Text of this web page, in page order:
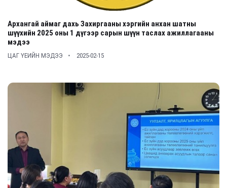
Архангай аймаг дахь Захиргааны хэргийн анхан шатны
шүүхийн 2025 оны 1 дүгээр сарын шүүн таслах ажиллагааны
мэдээ
ЦАГ ҮЕИЙН МЭДЭЭ 2025-02-15